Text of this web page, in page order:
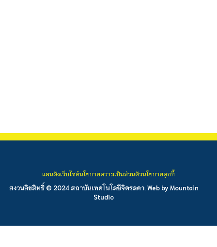
สงวนลิขสิทธิ์ © 2024 สถาบันเทคโนโลยีจิตรลดา. Web by Mountain
Studio
แผนผังเว็บไซต์นโยบายความเป็นส่วนตัวนโยบายคุกกี้